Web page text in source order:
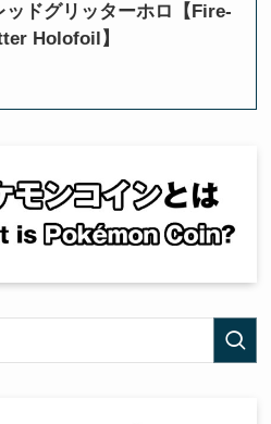
ドグリッターホロ【Fire-
Holofoil】